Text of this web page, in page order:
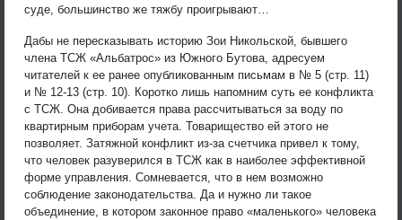
суде, большинство же тяжбу проигрывают…
Дабы не пересказывать историю Зои Никольской, бывшего
члена ТСЖ «Альбатрос» из Южного Бутова, адресуем
читателей к ее ранее опубликованным письмам в № 5 (стр. 11)
и № 12-13 (стр. 10). Коротко лишь напомним суть ее конфликта
с ТСЖ. Она добивается права рассчитываться за воду по
квартирным приборам учета. Товарищество ей этого не
позволяет. Затяжной конфликт из-за счетчика привел к тому,
что человек разуверился в ТСЖ как в наиболее эффективной
форме управления. Сомневается, что в нем возможно
соблюдение законодательства. Да и нужно ли такое
объединение, в котором законное право «маленького» человека